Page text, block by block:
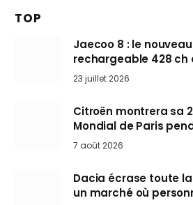
TOP
Jaecoo 8 : le
rechargeable 428 ch
arrive en Europe cet
23 juillet 2026
Citroën montrera sa
Mondial de Paris
Mini désertent le salon
7 août 2026
Dacia écrase toute
un marché où